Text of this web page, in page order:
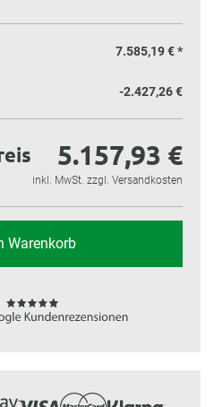
7.585,19 €*
-2.427,26 €
5.157,93 €
inkl. MwSt. zzgl. Versandkosten
Warenkorb